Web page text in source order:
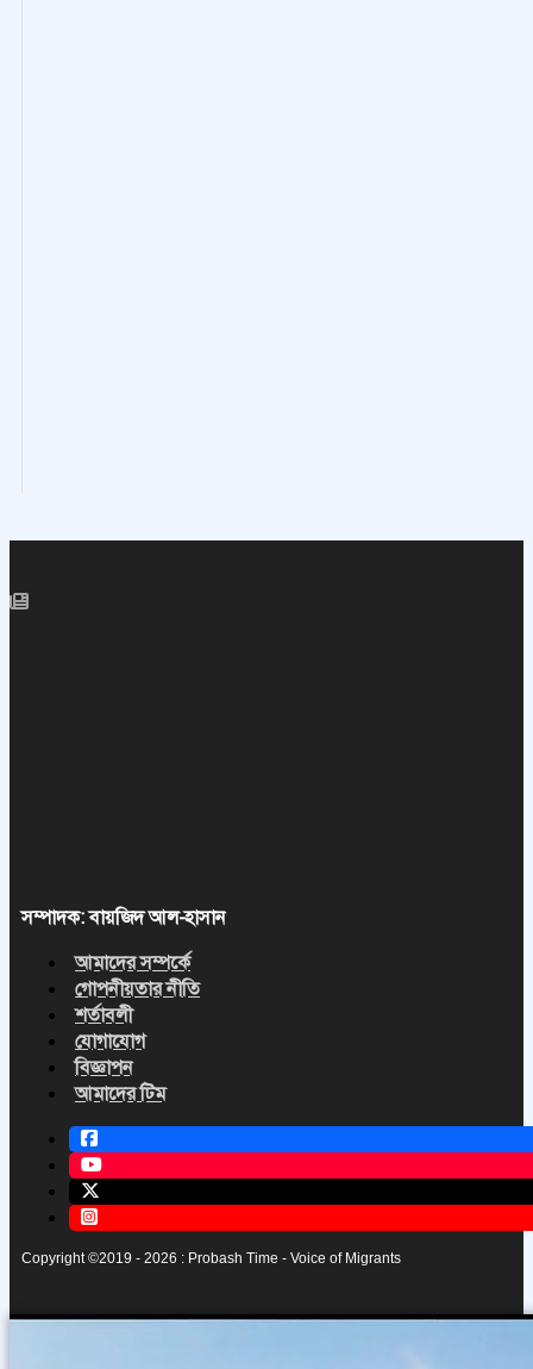
সম্পাদক: বায়জিদ আল-হাসান
আমাদের সম্পর্কে
গোপনীয়তার নীতি
শর্তাবলী
যোগাযোগ
বিজ্ঞাপন
আমাদের টিম
Copyright ©2019 - 2026 : Probash Time - Voice of Migrants